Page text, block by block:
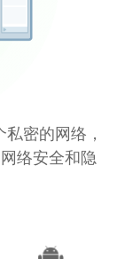
密的网络，
络安全和隐